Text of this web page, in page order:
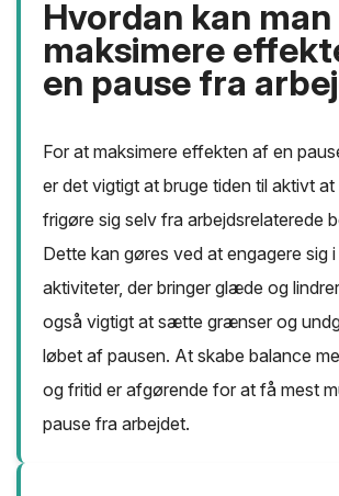
Hvordan kan man
maksimere
en pause fra
For at maksimere effekten af en
er det vigtigt at bruge tiden til aktivt
frigøre sig selv fra arbejdsrelaterede
Dette kan gøres ved at engagere sig
aktiviteter, der bringer glæde og
også vigtigt at sætte grænser og
løbet af pausen. At skabe balance
og fritid er afgørende for at få mest
pause fra arbejdet.